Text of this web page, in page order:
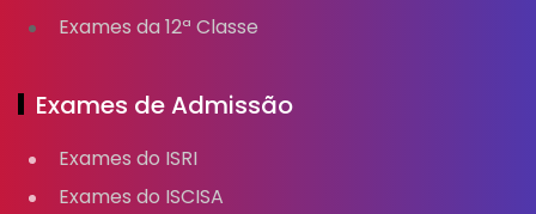
Exames da 12ª Classe
Exames de Admissão
Exames do ISRI
Exames do ISCISA